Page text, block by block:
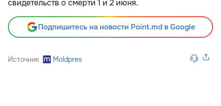
свидетельств о смерти 1 и 2 июня.
Подпишитесь на новости Point.md в Google
Источник Moldpres